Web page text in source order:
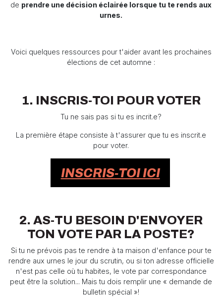
de prendre une décision éclairée lorsque tu te rends aux
urnes.
Voici quelques ressources pour t'aider avant les prochaines
élections de cet automne :
1. INSCRIS-TOI POUR VOTER
Tu ne sais pas si tu es incrit.e?
La première étape consiste à t'assurer que tu es inscrit.e
pour voter.
INSCRIS-TOI ICI
2. AS-TU BESOIN D'ENVOYER
TON VOTE PAR LA POSTE?
Si tu ne prévois pas te rendre à ta maison d'enfance pour te
rendre aux urnes le jour du scrutin, ou si ton adresse officielle
n'est pas celle où tu habites, le vote par correspondance
peut être la solution... Mais tu dois remplir une « demande de
bulletin spécial »!